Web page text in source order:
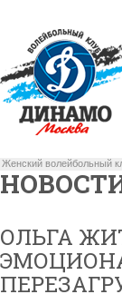
Женский волейбольный
ОЛЬГА